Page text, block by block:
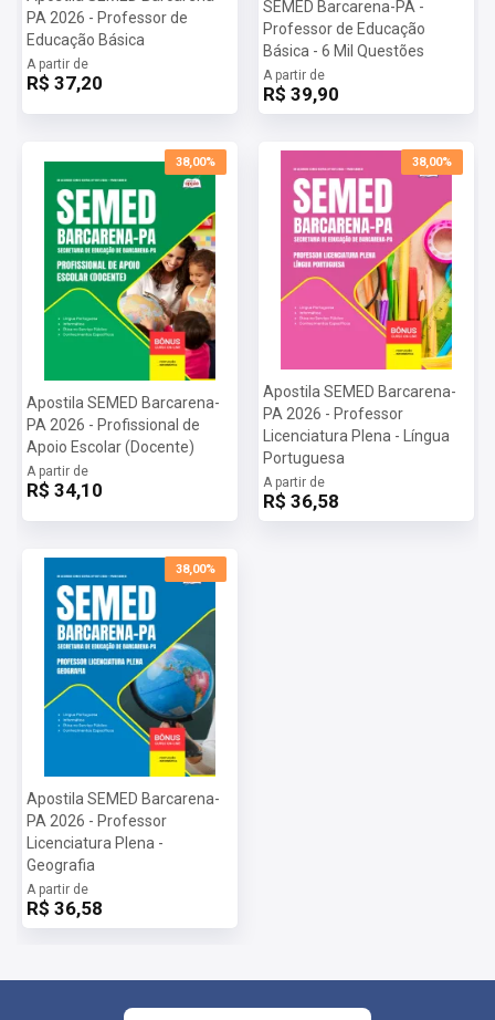
PA 2026 - Professor de
Educação Básica
A partir de
R$ 37,20
SEMED Barcarena-PA -
Professor de Educação
Básica - 6 Mil Questões
A partir de
R$ 39,90
38,00%
Apostila SEMED Barcarena-
PA 2026 - Profissional de
Apoio Escolar (Docente)
A partir de
R$ 34,10
38,00%
Apostila SEMED Barcarena-
PA 2026 - Professor
Licenciatura Plena - Língua
Portuguesa
A partir de
R$ 36,58
38,00%
Apostila SEMED Barcarena-
PA 2026 - Professor
Licenciatura Plena -
Geografia
A partir de
R$ 36,58